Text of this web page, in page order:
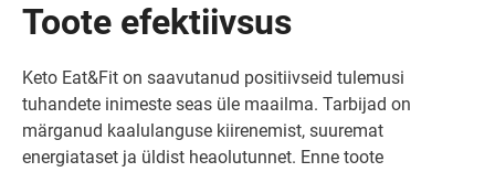
Toote efektiivsus
Keto Eat&Fit on saavutanud positiivseid tulemusi
tuhandete inimeste seas üle maailma. Tarbijad on
märganud kaalulanguse kiirenemist, suuremat
energiataset ja üldist heaolutunnet. Enne toote